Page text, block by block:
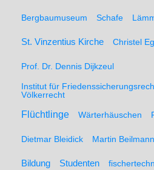
Bergbaumuseum Schafe
St. Vinzentius Kirche Christel
Prof. Dr. Dennis Dijkzeul
Institut für
Völkerrecht
Flüchtlinge Wärterhäuschen
Dietmar Bleidick Martin Beilmann
Bildung Studenten